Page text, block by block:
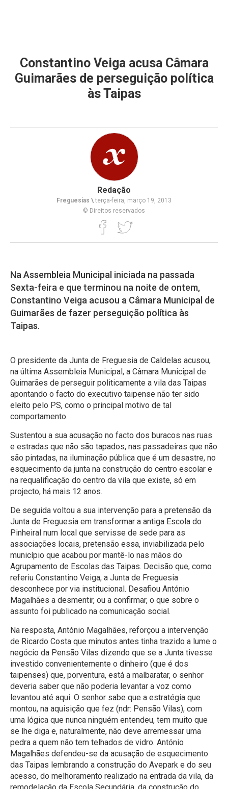
Constantino Veiga acusa Câmara
Guimarães de perseguição política
às Taipas
Redação
Freguesias \terça-feira, março 19, 2013
© Direitos reservados
Na Assembleia Municipal iniciada na passada
Sexta-feira e que terminou na noite de ontem,
Constantino Veiga acusou a Câmara Municipal de
Guimarães de fazer perseguição política às
Taipas.
O presidente da Junta de Freguesia de Caldelas acusou,
na última Assembleia Municipal, a Câmara Municipal de
Guimarães de perseguir politicamente a vila das Taipas
apontando o facto do executivo taipense não ter sido
eleito pelo PS, como o principal motivo de tal
comportamento.
Sustentou a sua acusação no facto dos buracos nas ruas
e estradas que não são tapados, nas passadeiras que não
são pintadas, na iluminação pública que é um desastre, no
esquecimento da junta na construção do centro escolar e
na requalificação do centro da vila que existe, só em
projecto, há mais 12 anos.
De seguida voltou a sua intervenção para a pretensão da
Junta de Freguesia em transformar a antiga Escola do
Pinheiral num local que servisse de sede para as
associações locais, pretensão essa, inviabilizada pelo
município que acabou por mantê-lo nas mãos do
Agrupamento de Escolas das Taipas. Decisão que, como
referiu Constantino Veiga, a Junta de Freguesia
desconhece por via institucional. Desafiou António
Magalhães a desmentir, ou a confirmar, o que sobre o
assunto foi publicado na comunicação social.
Na resposta, António Magalhães, reforçou a intervenção
de Ricardo Costa que minutos antes tinha trazido a lume o
negócio da Pensão Vilas dizendo que se a Junta tivesse
investido convenientemente o dinheiro (que é dos
taipenses) que, porventura, está a malbaratar, o senhor
deveria saber que não poderia levantar a voz como
levantou até aqui. O senhor sabe que a estratégia que
montou, na aquisição que fez (ndr: Pensão Vilas), com
uma lógica que nunca ninguém entendeu, tem muito que
se lhe diga e, naturalmente, não deve arremessar uma
pedra a quem não tem telhados de vidro. António
Magalhães defendeu-se da acusação de esquecimento
das Taipas lembrando a construção do Avepark e do seu
acesso, do melhoramento realizado na entrada da vila, da